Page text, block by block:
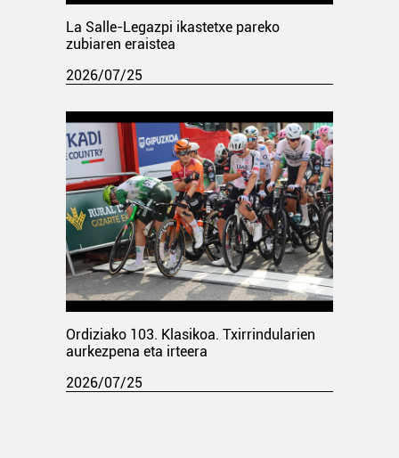
La Salle-Legazpi ikastetxe pareko
zubiaren eraistea
2026/07/25
Ordiziako 103. Klasikoa. Txirrindularien
aurkezpena eta irteera
2026/07/25